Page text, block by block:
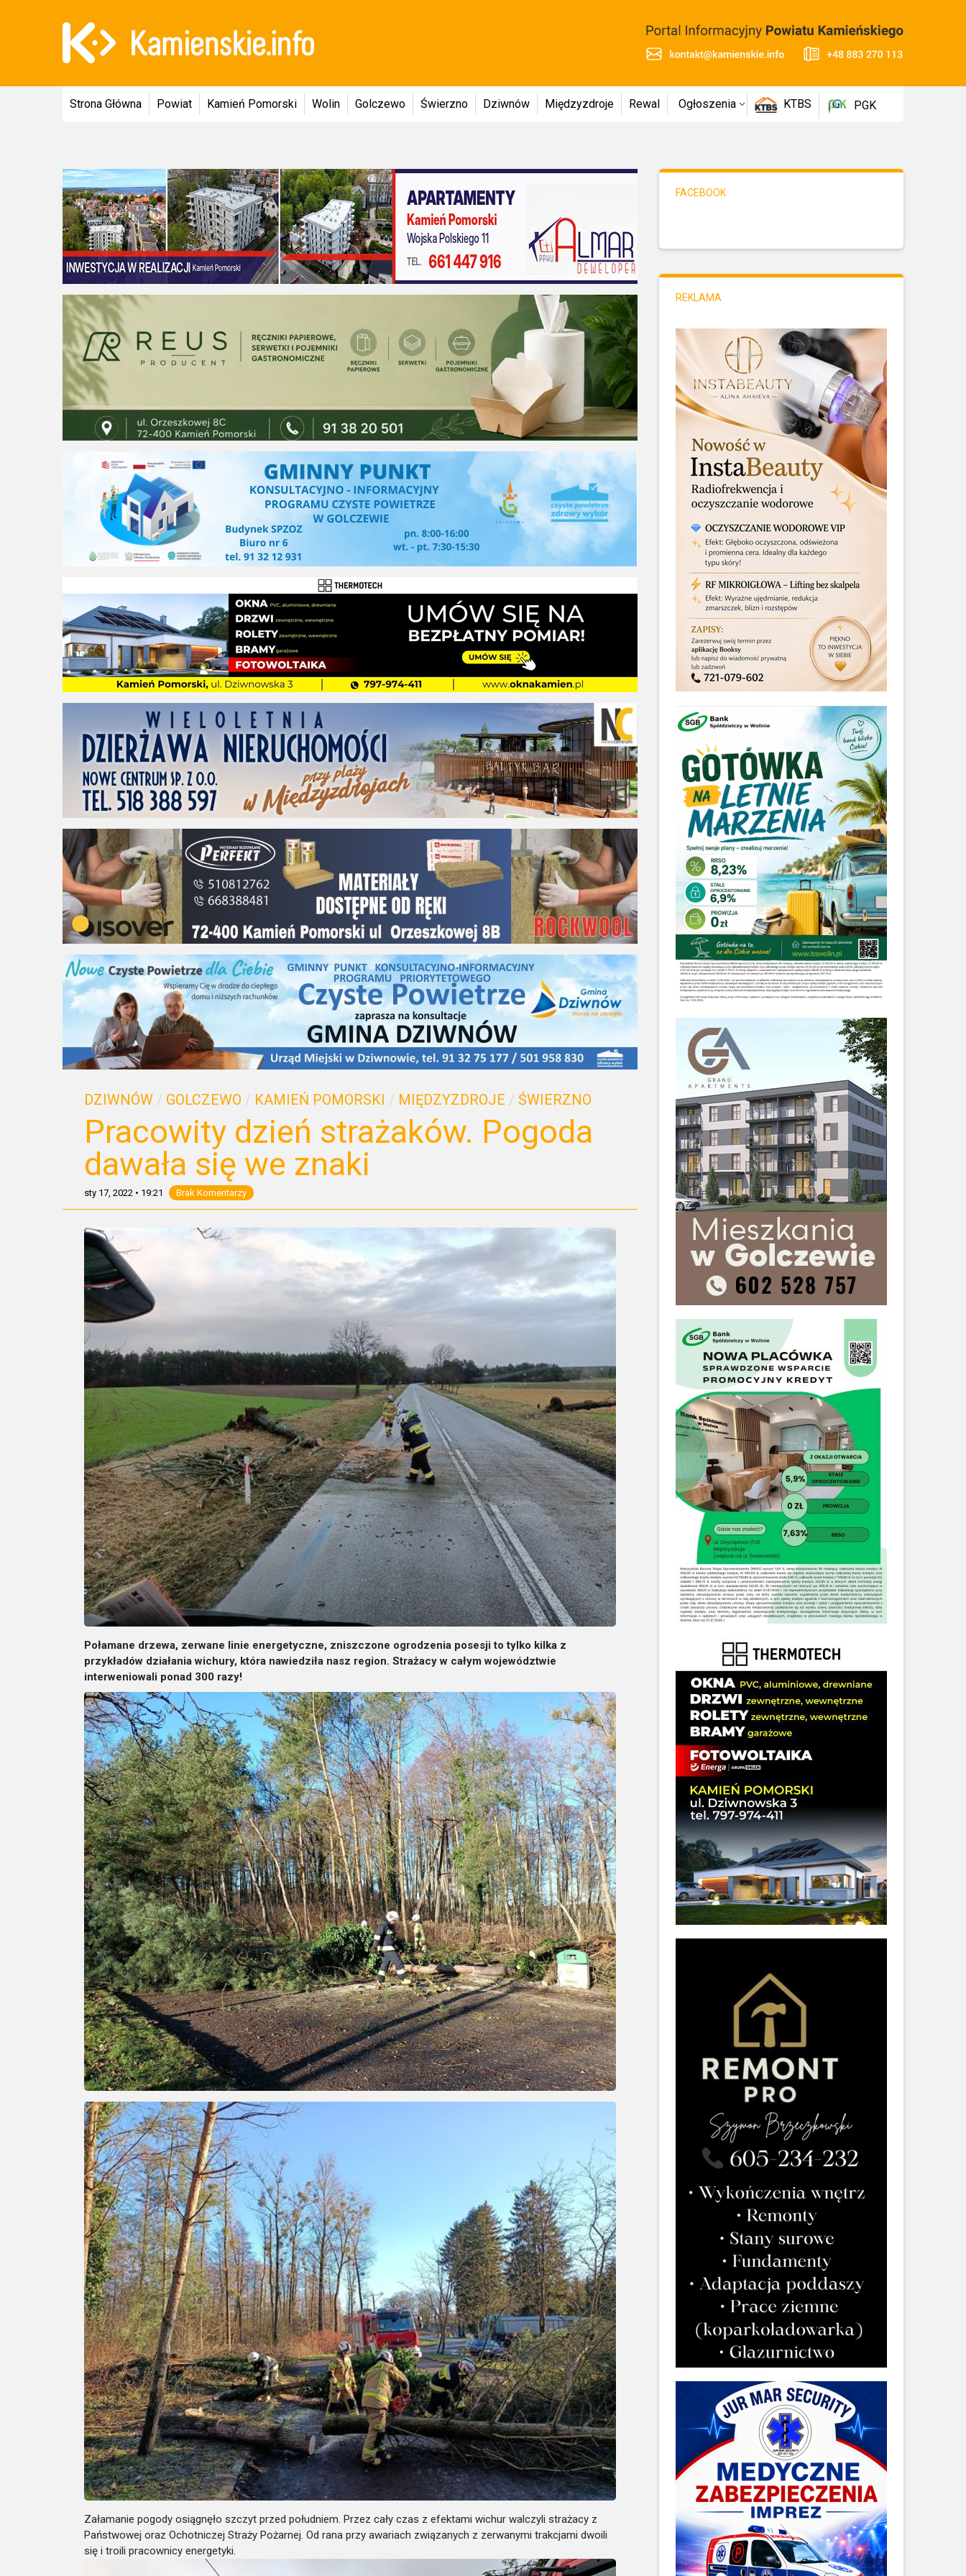
Strona Główna Powiat Kamień Pomorski Wolin Golczewo Świerzno Dziwnów Międzyzdroje Rewal Ogłoszenia KTBS PGK
DZIWNÓW / GOLCZEWO / KAMIEŃ POMORSKI / MIĘDZYZDROJE / ŚWIERZNO
Pracowity dzień strażaków. Pogoda
dawała się we znaki
sty 17, 2022 • 19:21 Brak Komentarzy
Połamane drzewa, zerwane linie energetyczne, zniszczone ogrodzenia posesji to tylko kilka z
przykładów działania wichury, która nawiedziła nasz region. Strażacy w całym województwie
interweniowali ponad 300 razy!
Załamanie pogody osiągnęło szczyt przed południem. Przez cały czas z efektami wichur walczyli strażacy z
Państwowej oraz Ochotniczej Straży Pożarnej. Od rana przy awariach związanych z zerwanymi trakcjami dwoili
się i troili pracownicy energetyki.
FACEBOOK
REKLAMA